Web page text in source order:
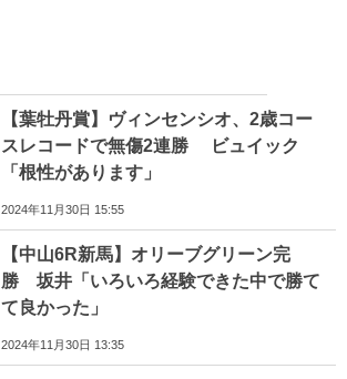
【葉牡丹賞】ヴィンセンシオ、2歳コー
スレコードで無傷2連勝 ビュイック
「根性があります」
2024年11月30日 15:55
【中山6R新馬】オリーブグリーン完
勝 坂井「いろいろ経験できた中で勝て
て良かった」
2024年11月30日 13:35